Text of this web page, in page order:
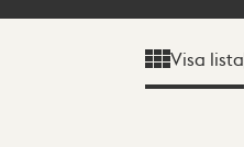
Visa lista